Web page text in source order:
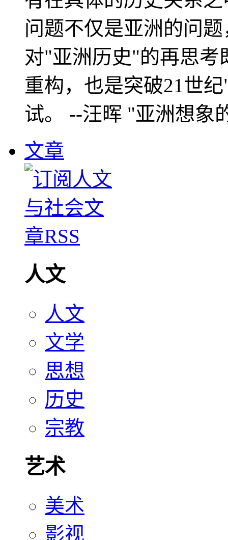
问题不仅是亚洲的问
对"亚洲历史"的再思考
重构，也是突破21世
试。 --汪晖 "亚洲想象
文章
人文
人文
文学
思想
历史
宗教
艺术
美术
影视